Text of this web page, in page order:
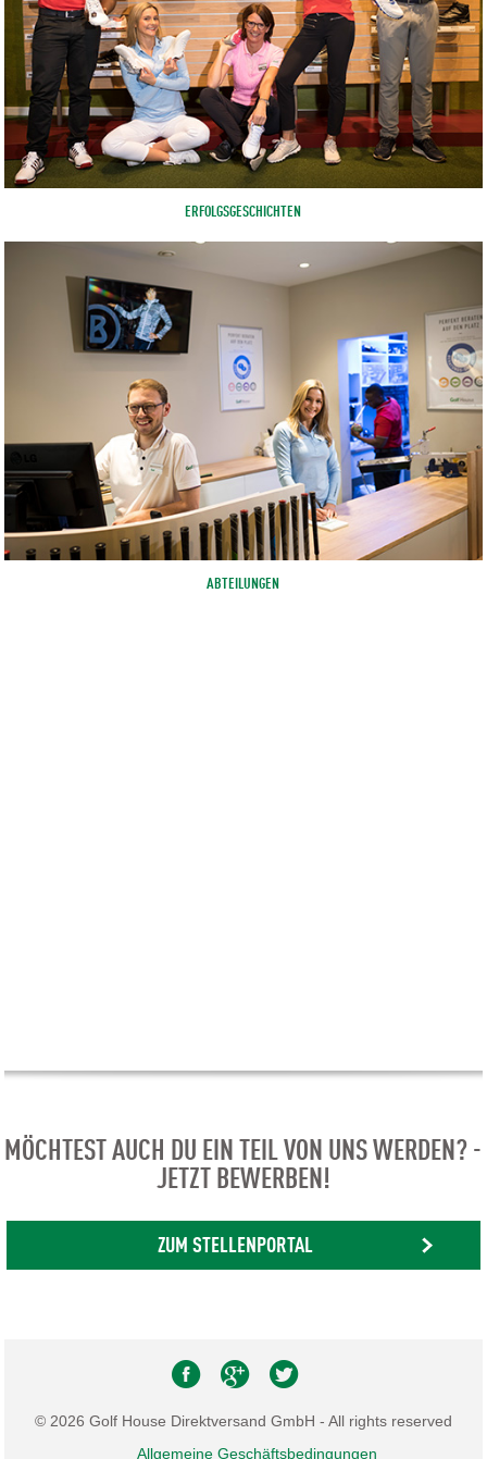
ERFOLGSGESCHICHTEN
ABTEILUNGEN
MÖCHTEST AUCH DU EIN TEIL VON UNS WERDEN? -
JETZT BEWERBEN!
ZUM STELLENPORTAL
© 2026 Golf House Direktversand GmbH - All rights reserved
Allgemeine Geschäftsbedingungen